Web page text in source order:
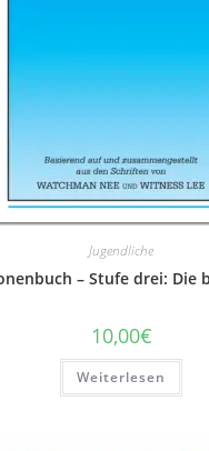
Jugendliche
– Stufe drei: Die
10,00€
Weiterlesen